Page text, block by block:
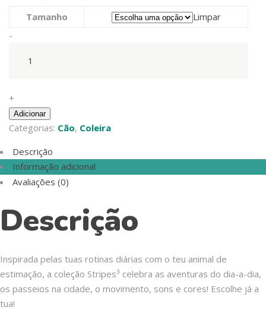
Tamanho
Limpar
COLEIRA
GREEN
BLACK
quantity
-
+
Adicionar
Categorias: Cão, Coleira
Descrição
Informação adicional
Avaliações (0)
Descrição
Inspirada pelas tuas rotinas diárias com o teu animal de
estimação, a coleção Stripes³ celebra as aventuras do dia-a-dia,
os passeios na cidade, o movimento, sons e cores! Escolhe já a
tua!